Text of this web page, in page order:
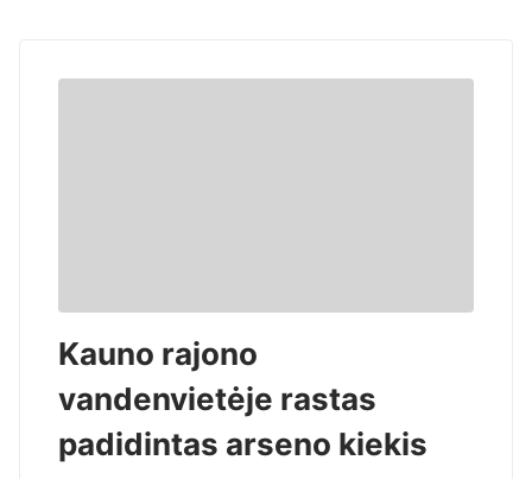
Kauno rajono
vandenvietėje rastas
padidintas arseno kiekis